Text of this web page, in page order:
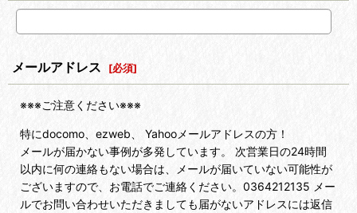
メールアドレス [必須]
※※※ご注意ください※※※
特にdocomo、ezweb、 Yahooメールアドレスの方！
メールが届かない事例が多発しています。 次営業日の24時間
以内に何の連絡もない場合は、メールが届いていない可能性が
ございますので、お電話でご連絡ください。0364212135 メー
ルでお問い合わせいただきましても届がないアドレスには返信